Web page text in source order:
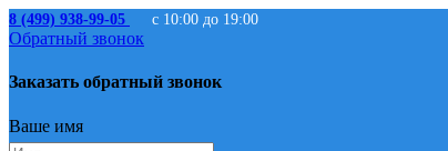
8 (499) 938-99-05 с 10:00 до 19:00
Обратный звонок
Заказать обратный звонок
Ваше имя